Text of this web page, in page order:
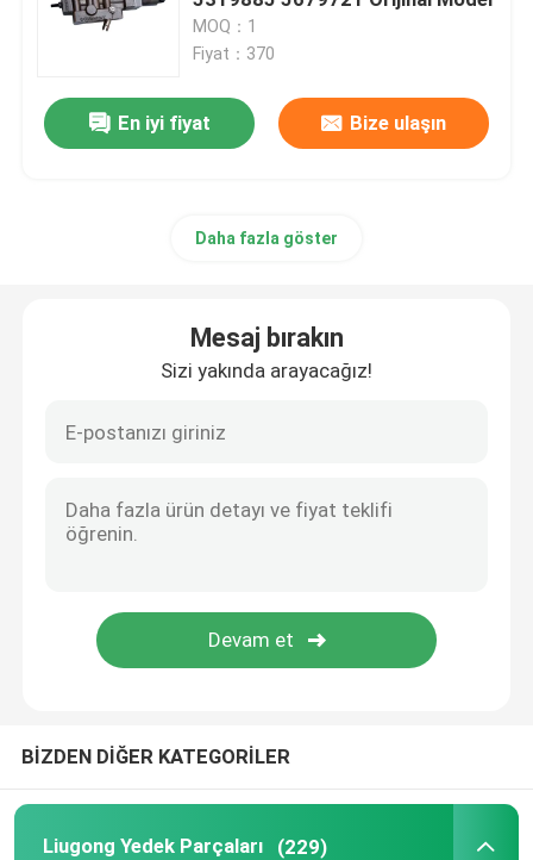
Sdlg yedek parçaları
Komatsu yedek parçaları
İnşaat ekipmanı filtreleri
XCMG Yedek Parçaları
Sinotruk yedek parçaları
Sany Yedek Parça
Perkins yedek parçaları
MOQ：1
Fiyat：370
En iyi fiyat Bize ulaşın
Daha fazla göster
Mesaj bırakın
Sizi yakında arayacağız!
BİZDEN DİĞER KATEGORİLER
Liugong Yedek Parçaları (229)